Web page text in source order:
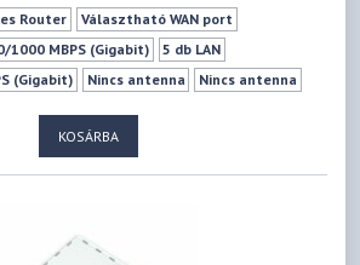
Router
Választható WAN port
1000 MBPS (Gigabit)
5 db LAN
(Gigabit)
Nincs antenna
Nincs antenna
KOSÁRBA